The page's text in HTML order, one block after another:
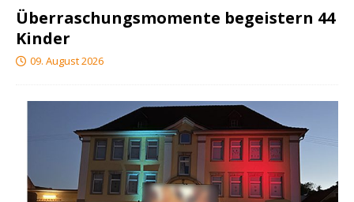
Überraschungsmomente begeistern 44
Kinder
09. August 2026